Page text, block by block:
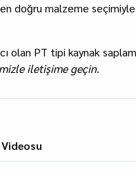
doğru malzeme
olan PT tipi kaynak
iletişime geçin.